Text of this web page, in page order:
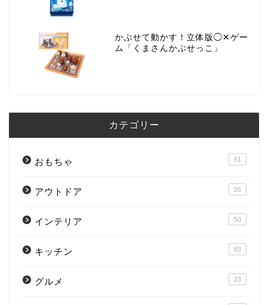
かぶせて動かす！立体版◯✕ゲー
ム「くまさんかぶせっこ」
カテゴリー
おもちゃ 61
アウトドア 26
インテリア 50
キッチン 83
グルメ 23